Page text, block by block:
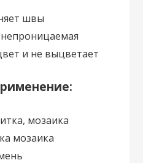
швы
и не выцветает
мозаика
мозаика